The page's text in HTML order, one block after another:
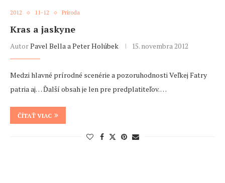
2012 11-12 Príroda
Kras a jaskyne
AutorPavel Bella a Peter Holúbek 15. novembra 2012
Medzi hlavné prírodné scenérie a pozoruhodnosti Veľkej Fatry
patria aj… Ďalší obsah je len pre predplatiteľov. …
ČÍTAŤ VIAC